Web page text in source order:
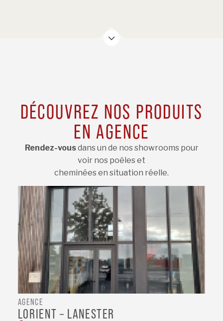
DÉCOUVREZ NOS PRODUITS
EN AGENCE
Rendez-vousdans un de nos showrooms pour
voir nos poêles et
cheminées en situation réelle.
AGENCE
LORIENT – LANESTER